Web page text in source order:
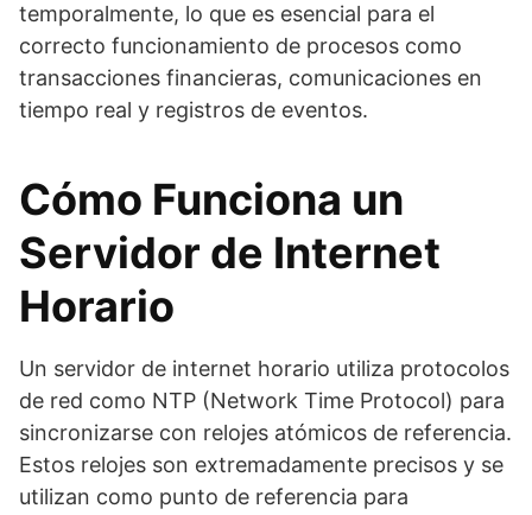
temporalmente, lo que es esencial para el
correcto funcionamiento de procesos como
transacciones financieras, comunicaciones en
tiempo real y registros de eventos.
Cómo Funciona un
Servidor de Internet
Horario
Un servidor de internet horario utiliza protocolos
de red como NTP (Network Time Protocol) para
sincronizarse con relojes atómicos de referencia.
Estos relojes son extremadamente precisos y se
utilizan como punto de referencia para